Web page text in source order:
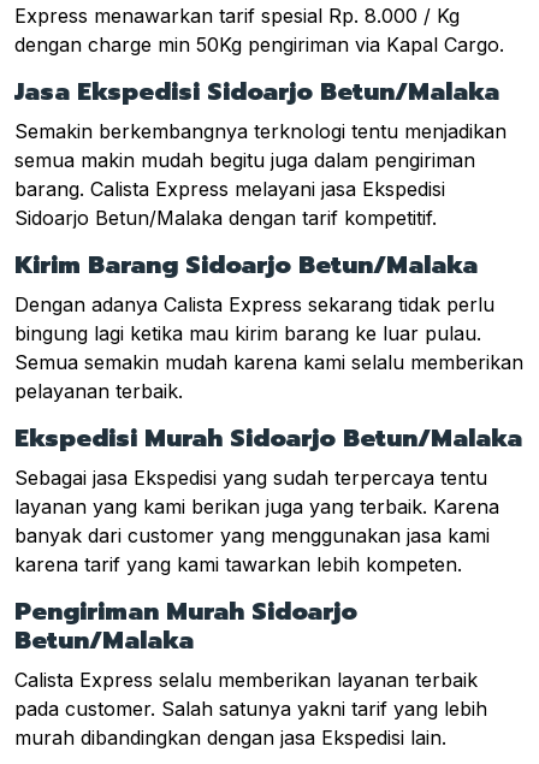
Express menawarkan tarif spesial Rp. 8.000 / Kg
dengan charge min 50Kg pengiriman via Kapal Cargo.
Jasa Ekspedisi Sidoarjo Betun/Malaka
Semakin berkembangnya terknologi tentu menjadikan
semua makin mudah begitu juga dalam pengiriman
barang. Calista Express melayani jasa Ekspedisi
Sidoarjo Betun/Malaka dengan tarif kompetitif.
Kirim Barang Sidoarjo Betun/Malaka
Dengan adanya Calista Express sekarang tidak perlu
bingung lagi ketika mau kirim barang ke luar pulau.
Semua semakin mudah karena kami selalu memberikan
pelayanan terbaik.
Ekspedisi Murah Sidoarjo Betun/Malaka
Sebagai jasa Ekspedisi yang sudah terpercaya tentu
layanan yang kami berikan juga yang terbaik. Karena
banyak dari customer yang menggunakan jasa kami
karena tarif yang kami tawarkan lebih kompeten.
Pengiriman Murah Sidoarjo
Betun/Malaka
Calista Express selalu memberikan layanan terbaik
pada customer. Salah satunya yakni tarif yang lebih
murah dibandingkan dengan jasa Ekspedisi lain.